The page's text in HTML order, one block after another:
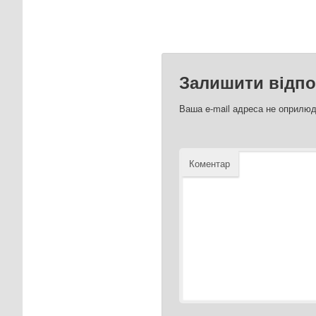
Залишити
Ваша e-mail адреса не
Коментар